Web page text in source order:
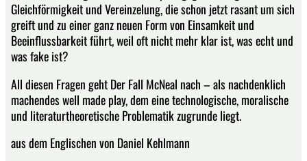
Gleichförmigkeit und Vereinzelung, die schon jetzt rasant um sich
greift und zu einer ganz neuen Form von Einsamkeit und
Beeinflussbarkeit führt, weil oft nicht mehr klar ist, was echt und
was fake ist?
All diesen Fragen geht Der Fall McNeal nach – als nachdenklich
machendes well made play, dem eine technologische, moralische
und literaturtheoretische Problematik zugrunde liegt.
aus dem Englischen von Daniel Kehlmann